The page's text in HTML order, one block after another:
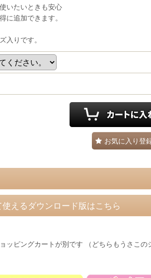
いたいときも安心
に追加できます。
入りです。
お気に入り登
えるダウンロード版はこちら
ッピングカートが別です （どちらもうさこの